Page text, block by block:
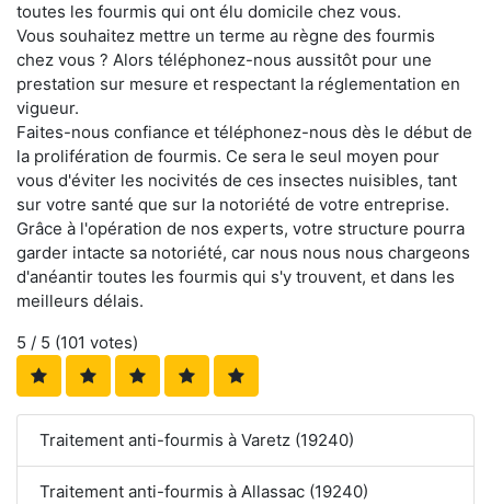
toutes les fourmis qui ont élu domicile chez vous.
Vous souhaitez mettre un terme au règne des fourmis
chez vous ? Alors téléphonez-nous aussitôt pour une
prestation sur mesure et respectant la réglementation en
vigueur.
Faites-nous confiance et téléphonez-nous dès le début de
la prolifération de fourmis. Ce sera le seul moyen pour
vous d'éviter les nocivités de ces insectes nuisibles, tant
sur votre santé que sur la notoriété de votre entreprise.
Grâce à l'opération de nos experts, votre structure pourra
garder intacte sa notoriété, car nous nous nous chargeons
d'anéantir toutes les fourmis qui s'y trouvent, et dans les
meilleurs délais.
5 / 5 (101 votes)
Traitement anti-fourmis à Varetz (19240)
Traitement anti-fourmis à Allassac (19240)